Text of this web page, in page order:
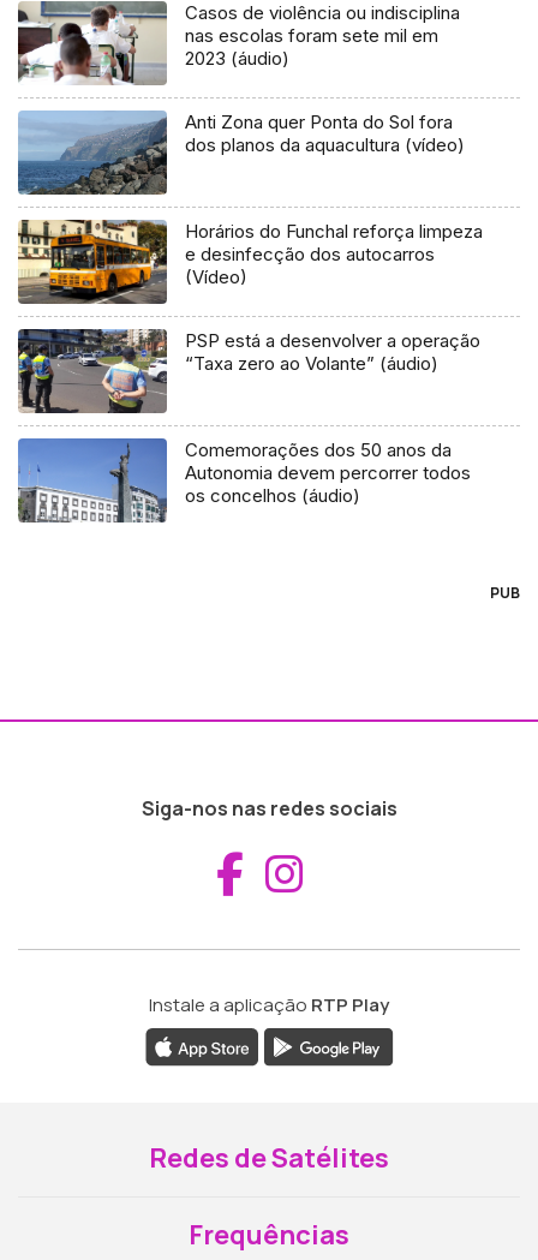
Casos de violência ou indisciplina
nas escolas foram sete mil em
2023 (áudio)
Anti Zona quer Ponta do Sol fora
dos planos da aquacultura (vídeo)
Horários do Funchal reforça limpeza
e desinfecção dos autocarros
(Vídeo)
PSP está a desenvolver a operação
“Taxa zero ao Volante” (áudio)
Comemorações dos 50 anos da
Autonomia devem percorrer todos
os concelhos (áudio)
PUB
Siga-nos nas redes sociais
Aceder ao
Instale a aplicação RTP Play
Redes de Satélites
Frequências